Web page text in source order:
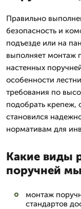
Правильно
безопасность и
подъезде или на
выполняет монтаж
настенных
особенности
требования по
подобрать крепеж,
становился
нормативам для
Какие виды
поручней
монтаж
стандартов